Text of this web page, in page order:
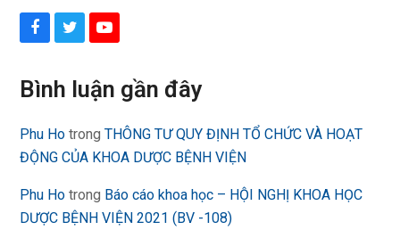
Facebook
TwitterYouTube
Bình luận gần đây
Phu Ho trongTHÔNG TƯ QUY ĐỊNH TỔ CHỨC VÀ HOẠT
ĐỘNG CỦA KHOA DƯỢC BỆNH VIỆN
Phu Ho trong Báo cáo khoa học – HỘI NGHỊ KHOA HỌC
DƯỢC BỆNH VIỆN 2021 (BV -108)